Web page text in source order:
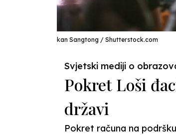
kan Sangtong / Shutterstock.com
Svjetski mediji o
Pokret Loši
državi
Pokret računa na